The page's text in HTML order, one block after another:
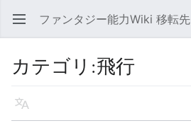
メインメニューを開く ファンタジー能力Wiki 移転先
カテゴリ :飛行
言語